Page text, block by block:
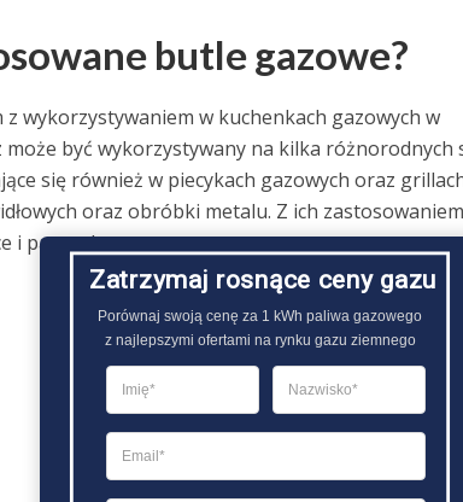
butle gazowe?
wykorzystywaniem w kuchenkach gazowych w
być wykorzystywany na kilka różnorodnych
się również w piecykach gazowych oraz
oraz obróbki metalu. Z ich
i parasole..
Zatrzymaj rosnące ceny gazu
Porównaj swoją cenę za 1 kWh paliwa gazowego
z najlepszymi ofertami na rynku gazu ziemnego